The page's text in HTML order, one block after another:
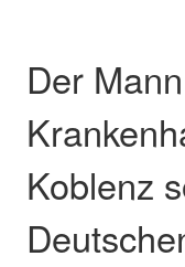
Der
Koblenz